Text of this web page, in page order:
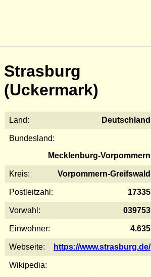
Strasburg
(Uckermark)
Land: Deutschland
Bundesland:
Mecklenburg-Vorpommern
Kreis: Vorpommern-Greifswald
Postleitzahl: 17335
Vorwahl: 039753
Einwohner: 4.635
Webseite: https://www.strasburg.de/
Wikipedia: